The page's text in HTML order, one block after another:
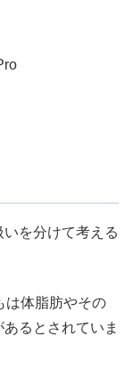
を分けて考える
は体脂肪やその
るとされていま